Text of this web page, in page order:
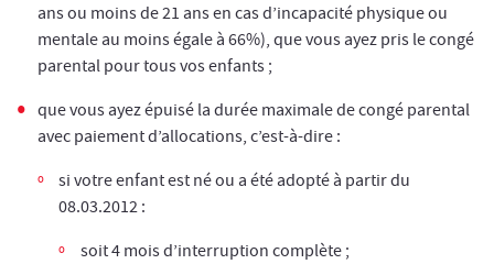
ans ou moins de 21 ans en cas d’incapacité physique ou
mentale au moins égale à 66%), que vous ayez pris le congé
parental pour tous vos enfants ;
que vous ayez épuisé la durée maximale de congé parental
avec paiement d’allocations, c’est-à-dire :
si votre enfant est né ou a été adopté à partir du
08.03.2012 :
soit 4 mois d’interruption complète ;